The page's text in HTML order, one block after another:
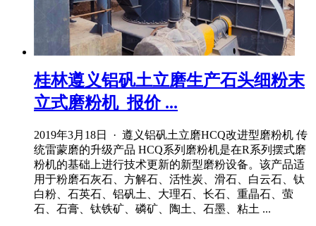
桂林遵义铝矾土立磨生产石头细粉末
立式磨粉机_报价 ...
2019年3月18日 · 遵义铝矾土立磨HCQ改进型磨粉机 传
统雷蒙磨的升级产品 HCQ系列磨粉机是在R系列摆式磨
粉机的基础上进行技术更新的新型磨粉设备。该产品适
用于粉磨石灰石、方解石、活性炭、滑石、白云石、钛
白粉、石英石、铝矾土、大理石、长石、重晶石、萤
石、石膏、钛铁矿、磷矿、陶土、石墨、粘土 ...